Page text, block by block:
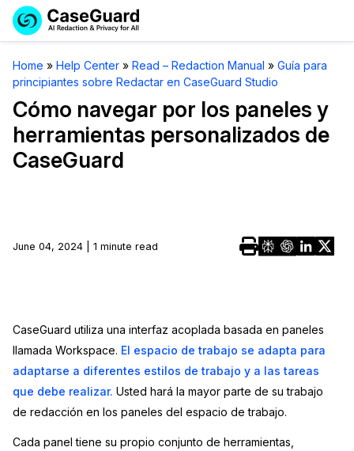
Servicios
Licencia de CaseGuard Studio
Precios de Redacción a Pedido
Soluciones
Redacción de vídeos
Transcripción y Traducción
Industrias
Servicios Financieros
Videoteca
Solicitar cotización
Demo
English
Home » Help Center » Read – Redaction Manual » Guía para
principiantes sobre Redactar en CaseGuard Studio
Cómo navegar por los paneles y
herramientas personalizados de
CaseGuard
June 04, 2024 | 1 minute read
CaseGuard utiliza una interfaz acoplada basada en paneles
llamada Workspace. El espacio de trabajo se adapta para
adaptarse a diferentes estilos de trabajo y a las tareas
que debe realizar. Usted hará la mayor parte de su trabajo
de redacción en los paneles del espacio de trabajo.
Cada panel tiene su propio conjunto de herramientas,